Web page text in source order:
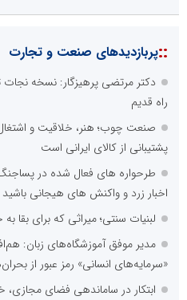
::پربازدیدهای صنعت و تجارت
دکتر مرتضی پرهیزگار: نسخه نجات
راه قدیم
صنعت چوب؛ هنر، خلاقیت و اشتغال
پشتیبانی از کالای ایرانی است
طرحواره های فعال شده در
اخبار زرد و واکنش های هیجانی باشید
لبنیات سنتی؛ میراثی که برای بقا
مدیر موفق آموزشگاه‌های زبان:
«سرمایه‌های انسانی» رمز عبور از
ابتکار در ساماندهی فضای